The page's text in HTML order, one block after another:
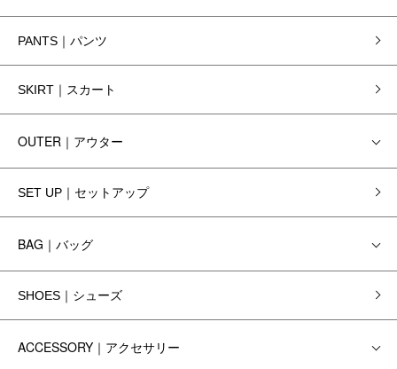
PANTS｜パンツ
SKIRT｜スカート
OUTER｜アウター
SET UP｜セットアップ
BAG｜バッグ
SHOES｜シューズ
ACCESSORY｜アクセサリー